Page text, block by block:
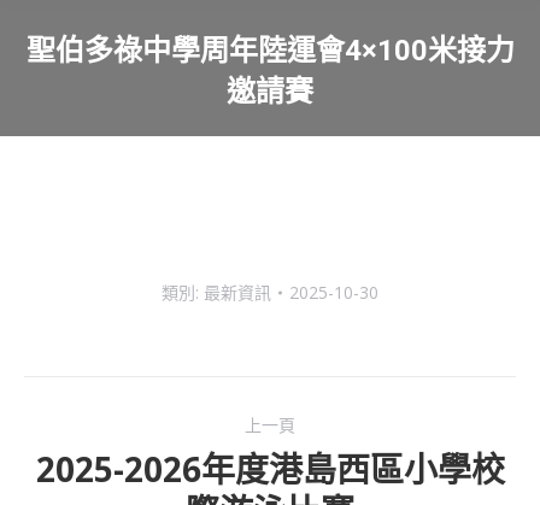
聖伯多祿中學周年陸運會4×100米接力
邀請賽
You are here:
類別: 最新資訊 2025-10-30
navigation
上一頁
Previous
2025-2026年度港島西區小學校